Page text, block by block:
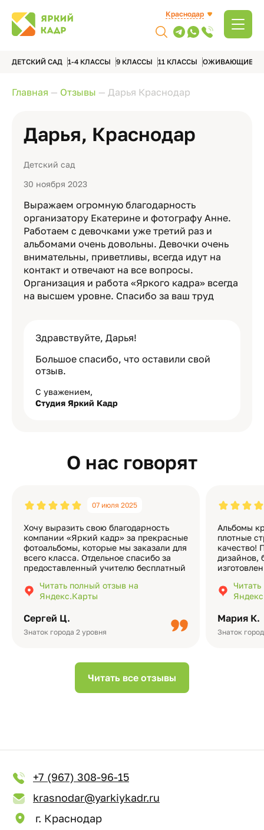
Краснодар
ДЕТСКИЙ САД 1-4 КЛАССЫ 9 КЛАССЫ 11 КЛАССЫ ОЖИВАЮЩИЕ
Главная — Отзывы — Дарья Краснодар
Дарья, Краснодар
Детский сад
30 ноября 2023
Выражаем огромную благодарность
организатору Екатерине и фотографу Анне.
Работаем с девочками уже третий раз и
альбомами очень довольны. Девочки очень
внимательны, приветливы, всегда идут на
контакт и отвечают на все вопросы.
Организация и работа «Яркого кадра» всегда
на высшем уровне. Спасибо за ваш труд
Здравствуйте, Дарья!
Большое спасибо, что оставили свой
отзыв.
С уважением,
Студия Яркий Кадр
О нас говорят
Сергей Ц.
Знаток города 2 уровня
07 июля 2025
Хочу выразить свою благодарность
компании «Яркий кадр» за прекрасные
фотоальбомы, которые мы заказали для
всего класса. Отдельное спасибо за
предоставленный учителю бесплатный
подчёркивает значимость события.
Качество альбомов на высшем уровне:
Читать полный отзыв на
Яндекс.Карты
Мария К.
Знаток
Альбомы
плотные
качество!
дизайнов,
добавить
видео с
Читать все отзывы
+7 (967) 308-96-15
krasnodar@yarkiykadr.ru
г. Краснодар